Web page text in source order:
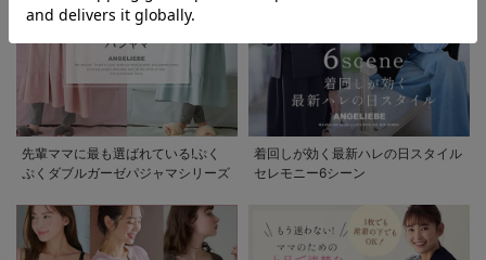
先輩ママに最も選ばれている!ぷく
ぷくダブルガーゼパジャマシリーズ
着回しが効く最新ハレの日スタイル
セレモニー6シーン